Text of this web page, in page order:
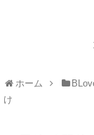
ホーム
け